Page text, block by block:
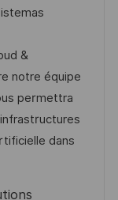
&
notre équipe
permettra
dans